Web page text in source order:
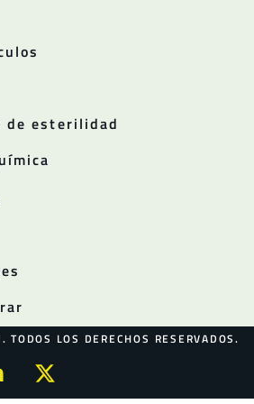
de esterilidad
LOS DERECHOS RESERVADOS.